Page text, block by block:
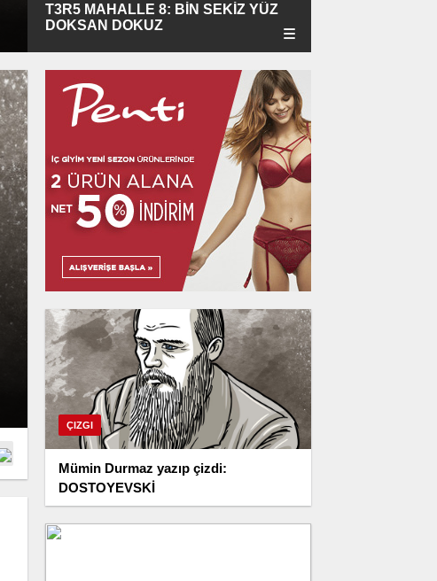
T3R5 MAHALLE 8: BİN SEKİZ YÜZ
DOKSAN DOKUZ
Orhan Veli ve Sait Faik ile
Hikayeler: Mümin
ÇIZGI
Mümin Durmaz yazıp çizdi:
DOSTOYEVSKİ